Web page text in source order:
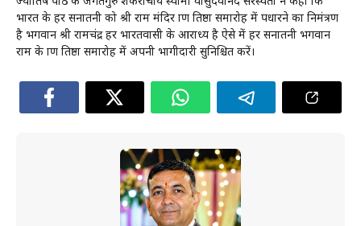
भारत के हर सनातनी को श्री राम मंदिर प्राण प्रतिष्ठा समारोह में पधारने का निमंत्रण
है भगवान श्री रामचंद्र हर भारतवासी के आराध्य है ऐसे में हर सनातनी भगवान
राम के प्राण प्रतिष्ठा समारोह में अपनी भागीदारी सुनिश्चित करें।